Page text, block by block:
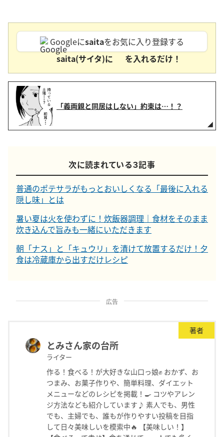
Googleにsaitaをお気に入り登録する
saita(サイタ)に
を入れるだけ！
「義両親と同居はしない」約束は…！？
次に読まれている３記事
普通のポテサラがもっとおいしくなる「最後に入れる
隠し味」とは
暑い夏は火を使わずに！炊飯器調理｜食材をそのまま
炊き込んで旨みも一緒にいただきます
朝「ナス」と「キュウリ」を漬けて放置するだけ！夕
食は冷蔵庫から出すだけレシピ
広告
著者
とみさん家の台所
ライター
作る！食べる！が大好きな山口っ娘✊ おかず、お
つまみ、お菓子作りや、簡単料理、ダイエット
メニューなどのレシピを掲載！🍳 コツやアレン
ジ方法なども紹介しています♪ 素人でも、男性
でも、主婦でも、誰もが作りやすい投稿を目指
して日々美味しいを模索中🔥 【美味しい！】